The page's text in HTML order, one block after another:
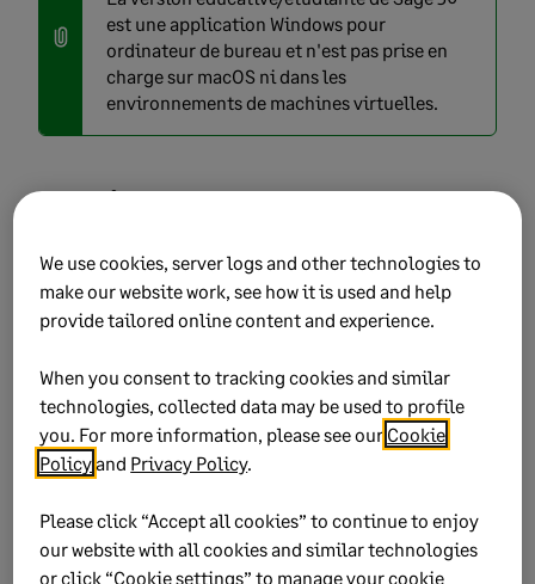
est une application Windows pour
ordinateur de bureau et n'est pas prise en
charge sur macOS ni dans les
environnements de machines virtuelles.
Soutien et ressources
Le soutien technique n’est pas inclus avec les versions
éducatives de Sage. Toutefois, une vaste gamme de
ressources en ligne est offerte pour accompagner les
Centre de ressources du Programme Éducation
Sage
Vous y trouverez de l’information sur
l’installation, ainsi que des FAQ, des ressources
pédagogiques, des outils d’apprentissage et des
We use cookies, server logs and other technologies to
make our website work, see how it is used and help
provide tailored online content and experience.
When you consent to tracking cookies and similar
technologies, collected data may be used to profile
you. For more information, please see our Cookie
Policyand Privacy Policy.
Please click “Accept all cookies” to continue to enjoy
our website with all cookies and similar technologies
or click “Cookie settings” to manage your cookie